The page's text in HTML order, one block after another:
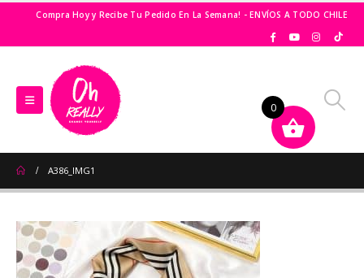
Compra Hoy y Recibe Tu Pedido En La Semana! - ENVÍOS A TODO CHILE
A386_IMG1
0